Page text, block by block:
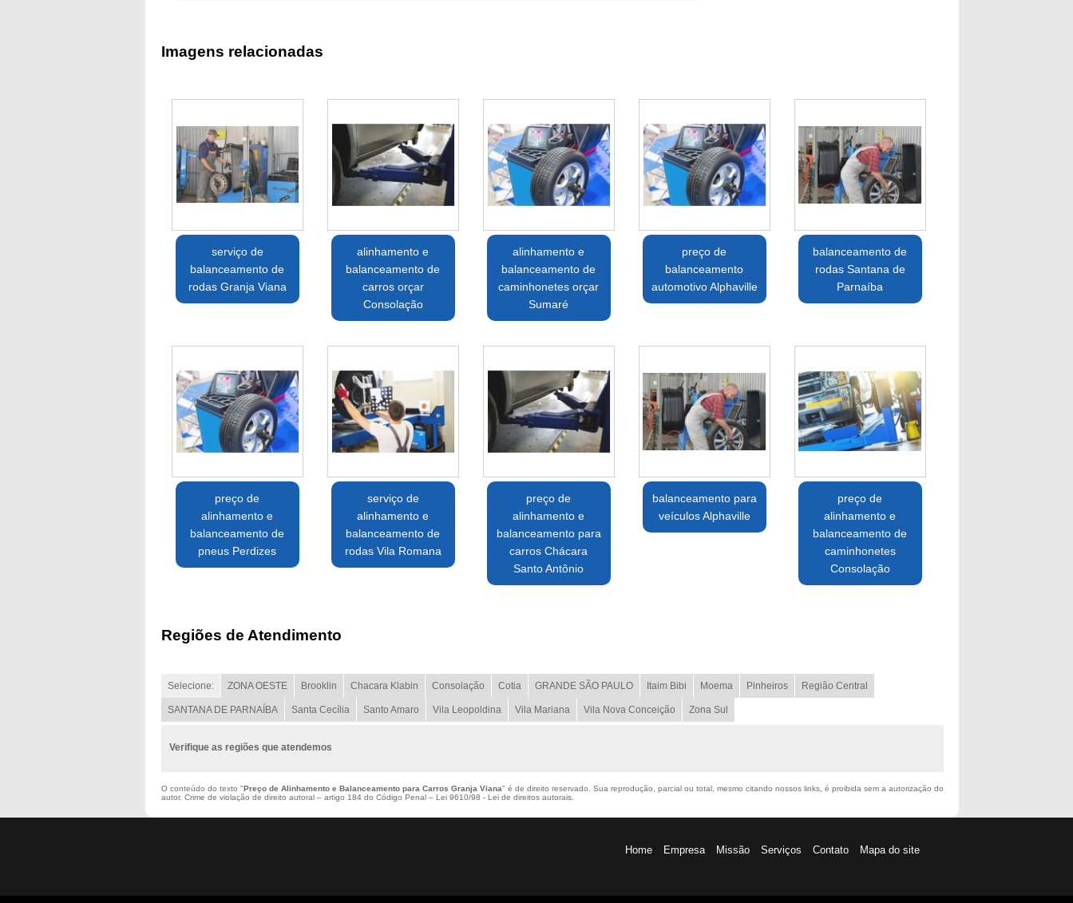
Imagens relacionadas
serviço de
balanceamento de
rodas Granja Viana
alinhamento e
balanceamento de
carros orçar
Consolação
alinhamento e
balanceamento de
caminhonetes orçar
Sumaré
preço de
balanceamento
automotivo Alphaville
balanceamento de
rodas Santana de
Parnaíba
preço de
alinhamento e
balanceamento de
pneus Perdizes
serviço de
alinhamento e
balanceamento de
rodas Vila Romana
preço de
alinhamento e
balanceamento para
carros Chácara
Santo Antônio
balanceamento para
veículos Alphaville
preço de
alinhamento e
balanceamento de
caminhonetes
Consolação
Regiões de Atendimento
Selecione: ZONA OESTE Brooklin Chacara Klabin Consolação Cotia GRANDE SÃO PAULO Itaim Bibi Moema Pinheiros Região Central
SANTANA DE PARNAÍBA Santa Cecília Santo Amaro Vila Leopoldina Vila Mariana Vila Nova Conceição Zona Sul
Verifique as regiões que atendemos
O conteúdo do texto "Preço de Alinhamento e Balanceamento para Carros Granja Viana" é de direito reservado. Sua reprodução, parcial ou total, mesmo citando nossos links, é proibida sem a autorização do
autor. Crime de violação de direito autoral – artigo 184 do Código Penal – Lei 9610/98 - Lei de direitos autorais.
Home Empresa Missão Serviços Contato Mapa do site